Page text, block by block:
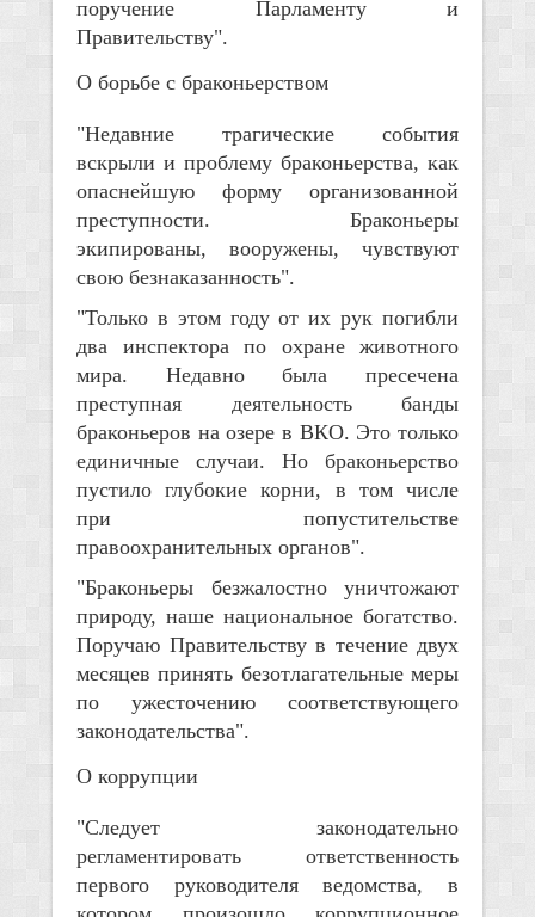
поручение Парламенту и
Правительству".
О борьбе с браконьерством
"Недавние трагические события
вскрыли и проблему браконьерства, как
опаснейшую форму организованной
преступности. Браконьеры
экипированы, вооружены, чувствуют
свою безнаказанность".
"Только в этом году от их рук погибли
два инспектора по охране животного
мира. Недавно была пресечена
преступная деятельность банды
браконьеров на озере в ВКО. Это только
единичные случаи. Но браконьерство
пустило глубокие корни, в том числе
при попустительстве
правоохранительных органов".
"Браконьеры безжалостно уничтожают
природу, наше национальное богатство.
Поручаю Правительству в течение двух
месяцев принять безотлагательные меры
по ужесточению соответствующего
законодательства".
О коррупции
"Следует законодательно
регламентировать ответственность
первого руководителя ведомства, в